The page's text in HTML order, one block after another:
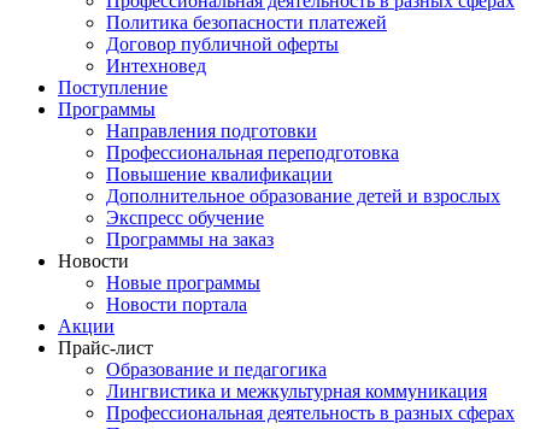
Политика безопасности платежей
Договор публичной оферты
Интехновед
Поступление
Программы
Направления подготовки
Профессиональная переподготовка
Повышение квалификации
Дополнительное образование детей и взрослых
Экспресс обучение
Программы на заказ
Новости
Новые программы
Новости портала
Акции
Прайс-лист
Образование и педагогика
Лингвистика и межкультурная коммуникация
Профессиональная деятельность в разных сферах